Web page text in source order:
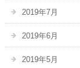
2019年7月
2019年6月
2019年5月